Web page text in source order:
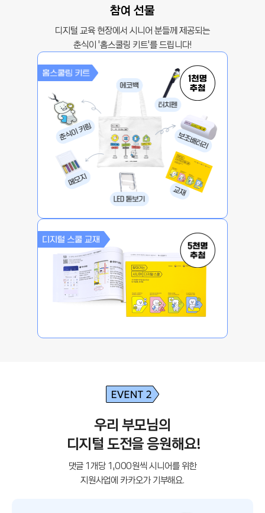
참여 선물
디지털 교육 현장에서 시니어 분들께 제공되는
춘식이 ‘홈스쿨링 키트’를 드립니다!
우리 부모님의
디지털 도전을 응원해요!
댓글 1개당 1,000원씩 시니어를 위한
지원사업에 카카오가 기부해요.